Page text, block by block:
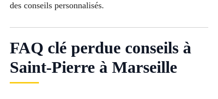
des conseils personnalisés.
FAQ clé perdue conseils à
Saint-Pierre à Marseille